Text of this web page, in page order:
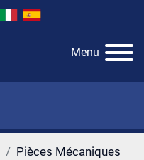
Menu
Pièces Mécaniques